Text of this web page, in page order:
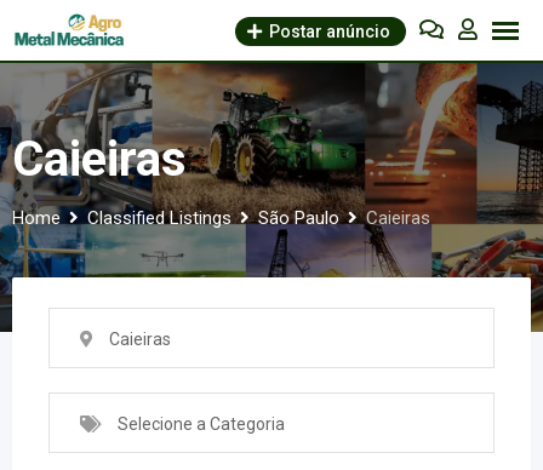
to
Postar anúncio
Caieiras
Home Classified Listings São Paulo Caieiras
Caieiras
Selecione a Categoria